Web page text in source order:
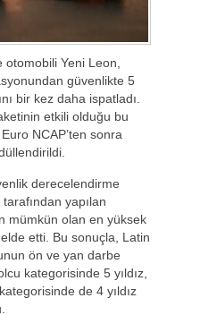
otomobili Yeni Leon,
güvenlikte 5
bir kez daha ispatladı.
etkili olduğu bu
NCAP’ten sonra
derecelendirme
yapılan
mümkün olan en yüksek
elde etti. Bu sonuçla, Latin
ön ve yan darbe
kategorisinde 5 yıldız,
de 4 yıldız